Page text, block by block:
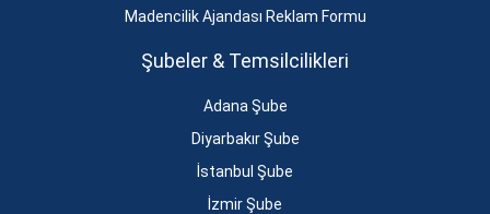
Madencilik Ajandası Reklam Formu
Şubeler & Temsilcilikleri
Adana Şube
Diyarbakır Şube
İstanbul Şube
İzmir Şube